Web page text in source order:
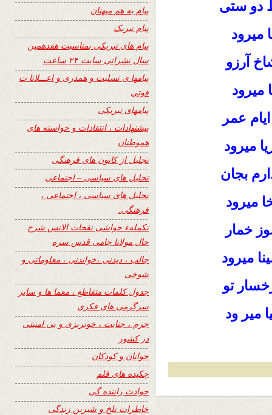
دو ستی
میرود
آرزو
میرود
عمر
میرود
بجان
میرود
خمار
میرود
تو
میر ود
پیام به هم میهنان
پیام تبریک
پیام های تبریکی بمناسبت هفدهمین
سال نشراتی سایت ۲۴ ساعت
پیامها ی تسلیت و همدری و اعـــلانا ت
فوتی
پیامهای تبریکی
پیشنهادات ، انتقادات و خواسته های
هموطنان
تجلیل از کانون های فرهنگی
تحلیل های سیاسی – اجتماعی
تحلیل های سیاسی ، اجتماعی ،
فرهنگی.
تکملهء حواشی نفحات الانس شرح
حال مولانا جامی قدس سره
جالب ، دیدنی ،خواندنی ، معلوماتی و
شوخی
جدول کلمات متقاطع ، معما ها و سایر
سرگرمی های فکری
جرم ، جنایت ، خونریزی و بی امنیتی
در کشور
جوانان و کودکان
چکیده های قلم
حوادث راننده گی
خاطرات تلخ و شیرین زندگی